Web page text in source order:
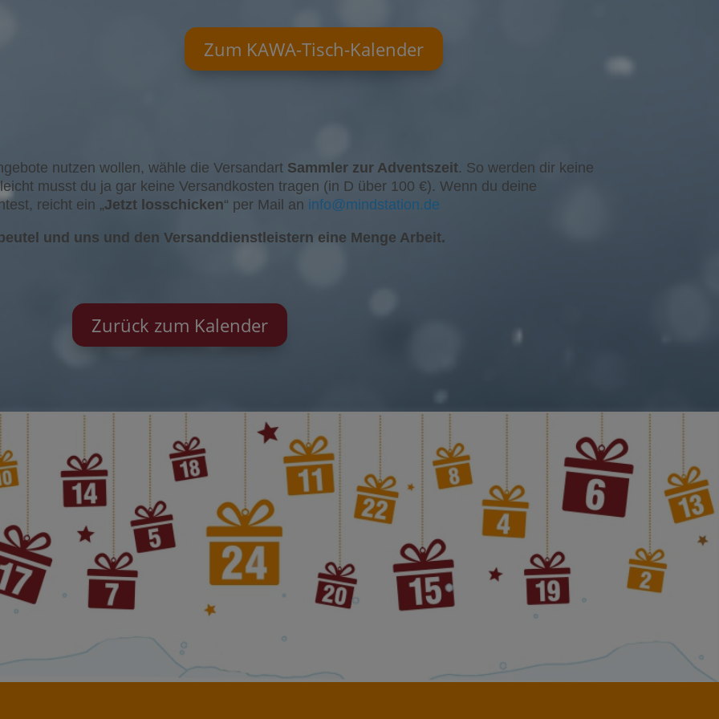
Zum KAWA-Tisch-Kalender
nutzen wollen, wähle die Versandart Sammler zur Adventszeit. So werden dir keine
musst du ja gar keine Versandkosten tragen (in D über 100 €). Wenn du deine
reicht ein „Jetzt losschicken“ per Mail an info@mindstation.de
und uns und den Versanddienstleistern eine Menge Arbeit.
Zurück zum Kalender